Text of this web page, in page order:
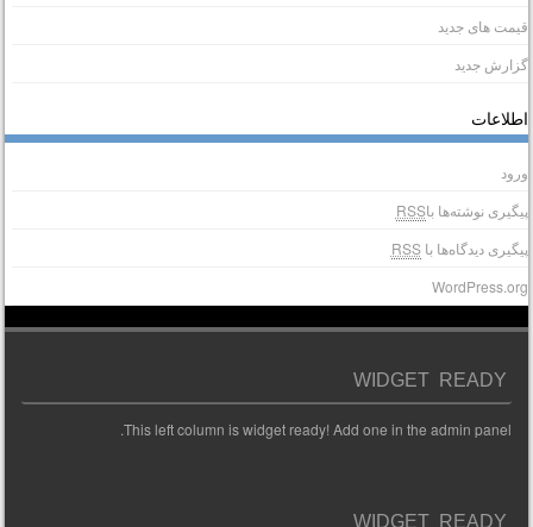
های جدید
جدید
نوشته‌ها باRSS
دیدگاه‌ها باRSS
WIDGET READY
This left column is widget ready! Add one in the admin panel.
WIDGET READY